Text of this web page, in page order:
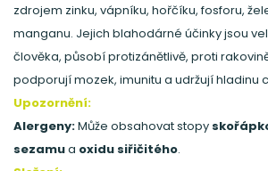
zdrojem zinku, vápníku, hořčíku, fosforu,
manganu. Jejich blahodárné účinky jsou
člověka, působí protizánětlivě, proti
podporují mozek, imunitu a udržují hladinu
Upozornění:
Alergeny:Může obsahovat stopy
sezamua oxidu siřičitého.